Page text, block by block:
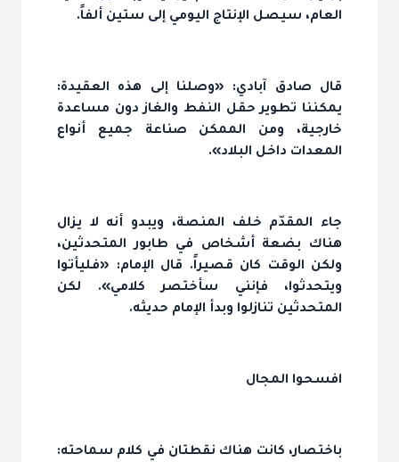
العام، سيصل الإنتاج اليومي إلى ستين ألفاً.
قال صادق آبادي: «وصلنا إلى هذه العقيدة:
يمكننا تطوير حقل النفط والغاز دون مساعدة
خارجية، ومن الممكن صناعة جميع أنواع
المعدات داخل البلاد».
جاء المقدّم خلف المنصة، ويبدو أنه لا يزال
هناك بضعة أشخاص في طابور المتحدثين،
ولكن الوقت كان قصيراً. قال الإمام: «فليأتوا
ويتحدثوا، فإنني سأختصر كلامي». لكن
المتحدثين تنازلوا وبدأ الإمام حديثه.
افسحوا المجال
باختصار، كانت هناك نقطتان في كلام سماحته: